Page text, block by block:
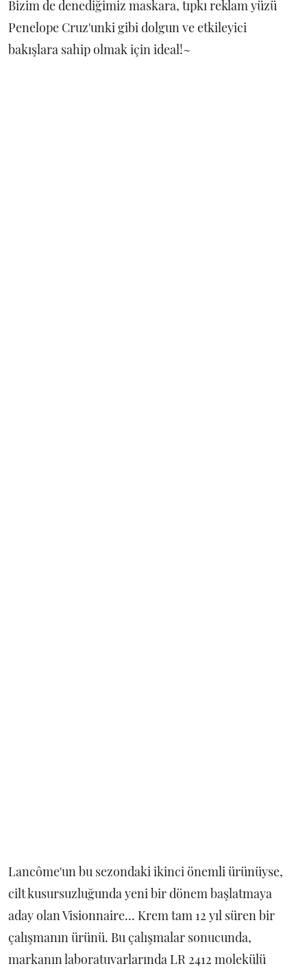
Bizim de denediğimiz maskara, tıpkı reklam yüzü
Penelope Cruz'unki gibi dolgun ve etkileyici
bakışlara sahip olmak için ideal!~
Lancôme'un bu sezondaki ikinci önemli ürünüyse,
cilt kusursuzluğunda yeni bir dönem başlatmaya
aday olan Visionnaire... Krem tam 12 yıl süren bir
çalışmanın ürünü. Bu çalışmalar sonucunda,
markanın laboratuvarlarında LR 2412 molekülü